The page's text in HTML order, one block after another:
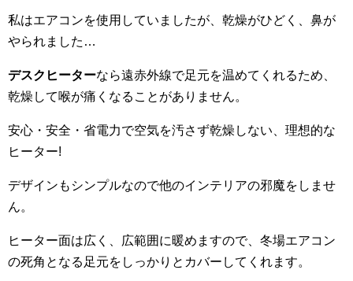
私はエアコンを使用していましたが、乾燥がひどく、鼻が
やられました…
デスクヒーターなら遠赤外線で足元を温めてくれるため、
乾燥して喉が痛くなることがありません。
安心・安全・省電力で空気を汚さず乾燥しない、理想的な
ヒーター!
デザインもシンプルなので他のインテリアの邪魔をしませ
ん。
ヒーター面は広く、広範囲に暖めますので、冬場エアコン
の死角となる足元をしっかりとカバーしてくれます。